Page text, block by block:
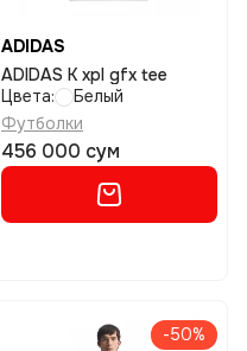
ADIDAS
ADIDAS K xpl gfx tee
Цвета:
Белый
Футболки
456 000 сум
-50%